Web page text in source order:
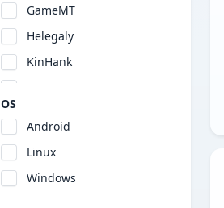
GameMT
Helegaly
KinHank
OS
Android
Linux
Windows